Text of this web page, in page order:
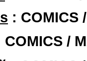
: COMICS
/